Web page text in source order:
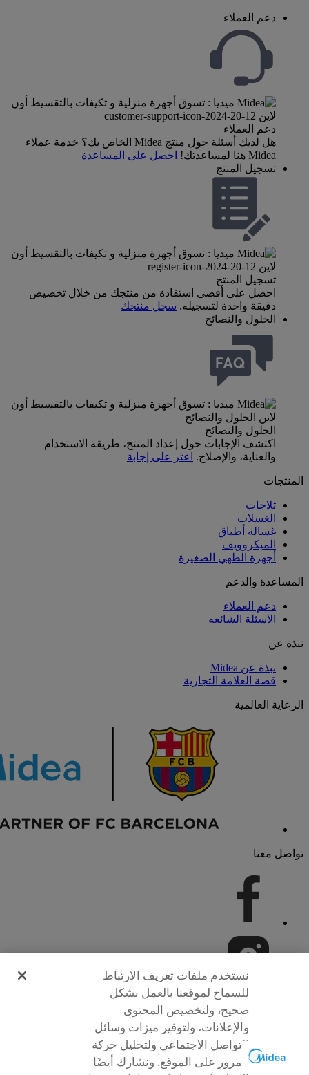
دعم العملاء
دعم العملاء
هل لديك أسئلة حول منتج Midea الخاص بك؟ خدمة عملاء
Midea هنا لمساعدتك!
احصل على المساعدة
تسجيل المنتج
تسجيل المنتج
احصل على أقصى استفادة من منتجك من خلال تخصيص
دقيقة واحدة لتسجيله. سجل منتجك
الحلول والنصائح
الحلول والنصائح
اكتشف الإجابات حول إعداد المنتج، طريقة الاستخدام
والعناية، والإصلاح.
اعثر على إجابة
المنتجات
ثلاجات
الغسلات
غسالة أطباق
الميكروويف
أجهزة الطهي الصغيرة
المساعدة والدعم
دعم العملاء
الاسئلة الشائعه
نبذة عن
نبذة عن Midea
قصة العلامة التجارية
الرعاية العالمية
تواصل معنا
نستخدم ملفات تعريف الارتباط
للسماح لموقعنا بالعمل بشكل
صحيح، ولتخصيص المحتوى
والإعلانات، ولتوفير ميزات وسائل
التواصل الاجتماعي ولتحليل حركة
المرور على الموقع. ونشارك أيضًا